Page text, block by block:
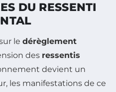
DU RESSENTI
le dérèglement
des ressentis
devient un
les manifestations de ce